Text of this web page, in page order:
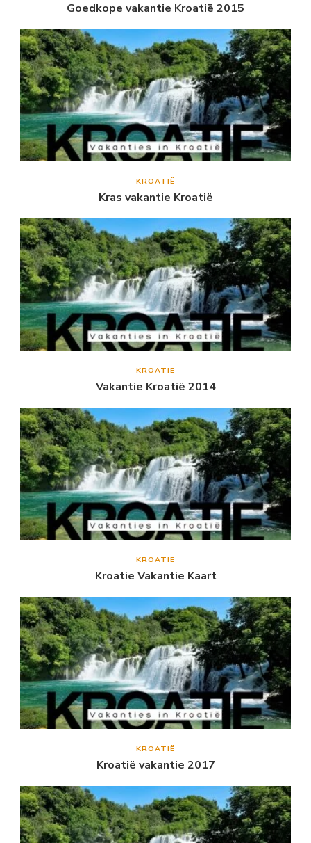
Goedkope vakantie Kroatië 2015
KROATIË
Kras vakantie Kroatië
KROATIË
Vakantie Kroatië 2014
KROATIË
Kroatie Vakantie Kaart
KROATIË
Kroatië vakantie 2017